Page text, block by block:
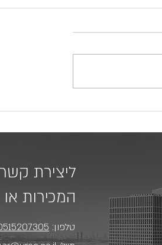
מתי דירות מגיעות למצב של
ליצירת
המכירות
טלפון: